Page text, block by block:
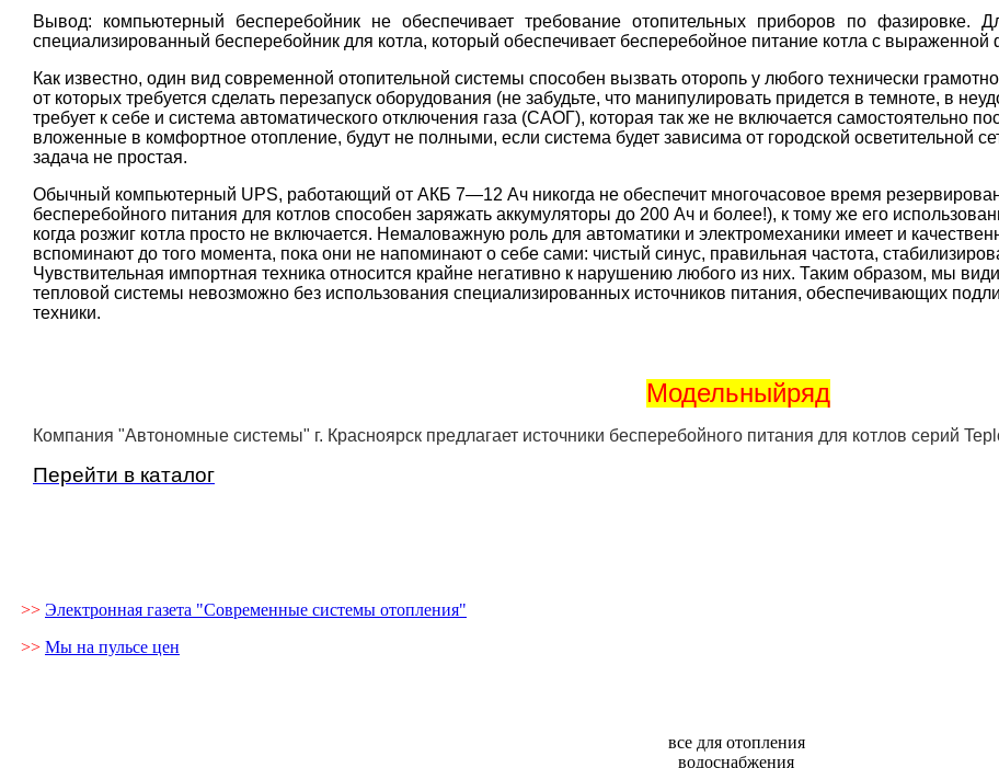
Вывод: компьютерный бесперебойник не обеспечивает требование отопительных приборов по фазировке.
специализированный бесперебойник для котла, который обеспечивает бесперебойное питание котла с выраженной
Как известно, один вид современной отопительной системы способен вызвать оторопь у любого технически
от которых требуется сделать перезапуск оборудования (не забудьте, что манипулировать придется в темноте, в
требует к себе и система автоматического отключения газа (САОГ), которая так же не включается самостоятельно
вложенные в комфортное отопление, будут не полными, если система будет зависима от городской осветительной
задача не простая.
Обычный компьютерный UPS, работающий от АКБ 7—12 Ач никогда не обеспечит многочасовое время
бесперебойного питания для котлов способен заряжать аккумуляторы до 200 Ач и более!), к тому же его
когда розжиг котла просто не включается. Немаловажную роль для автоматики и электромеханики имеет и
вспоминают до того момента, пока они не напоминают о себе сами: чистый синус, правильная частота,
Чувствительная импортная техника относится крайне негативно к нарушению любого из них. Таким образом, мы
тепловой системы невозможно без использования специализированных источников питания, обеспечивающих
техники.
Модельныйряд
Компания "Автономные системы" г. Красноярск предлагает источники бесперебойного питания для котлов серий
Перейти в каталог
>> Электронная газета "Современные системы отопления"
>> Мы на пульсе цен
все для отопления
водоснабжения